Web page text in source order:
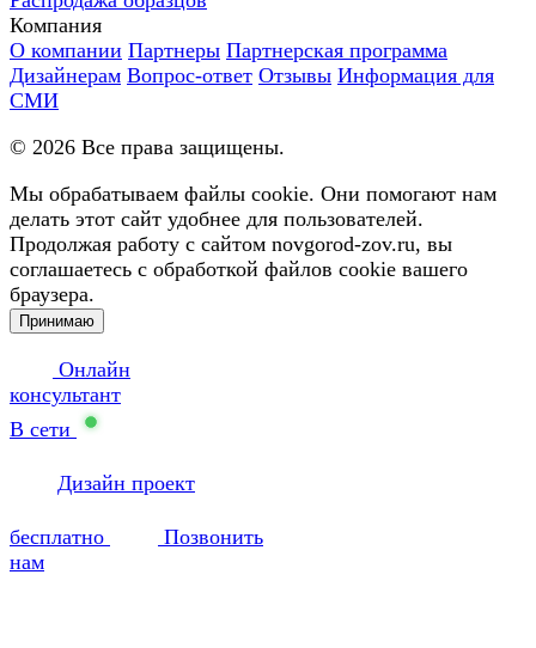
Компания
О компании Партнеры Партнерская программа
Дизайнерам Вопрос-ответ Отзывы Информация для
СМИ
© 2026 Все права защищены.
Мы обрабатываем файлы cookie. Они помогают нам
делать этот сайт удобнее для пользователей.
Продолжая работу с сайтом novgorod-zov.ru, вы
соглашаетесь с обработкой файлов cookie вашего
браузера.
Принимаю
Онлайн
консультант
В сети
Дизайн проект
бесплатно
Позвонить
нам